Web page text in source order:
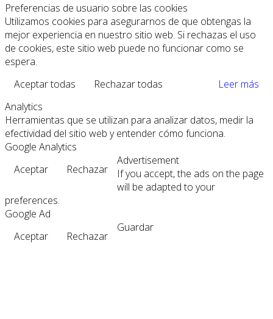
Preferencias de usuario sobre las cookies
Utilizamos cookies para asegurarnos de que obtengas la
mejor experiencia en nuestro sitio web. Si rechazas el uso
de cookies, este sitio web puede no funcionar como se
espera.
Aceptar todas
Rechazar todas
Leer más
Analytics
Herramientas que se utilizan para analizar datos, medir la
efectividad del sitio web y entender cómo funciona.
Google Analytics
Aceptar
Rechazar
Advertisement
If you accept, the ads on the page
will be adapted to your
preferences.
Google Ad
Aceptar
Rechazar
Guardar